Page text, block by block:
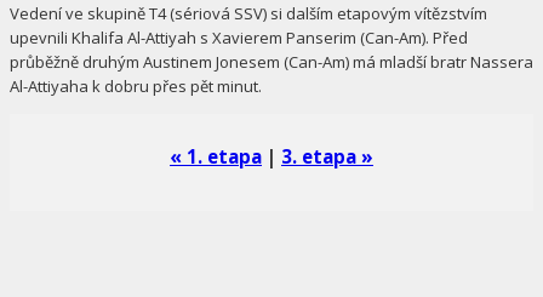
Vedení ve skupině T4 (sériová SSV) si dalším etapovým vítězstvím
upevnili Khalifa Al-Attiyah s Xavierem Panserim (Can-Am). Před
průběžně druhým Austinem Jonesem (Can-Am) má mladší bratr Nassera
Al-Attiyaha k dobru přes pět minut.
« 1. etapa | 3. etapa »